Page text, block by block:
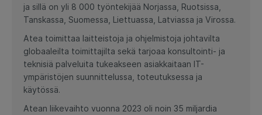
ja sillä on yli 8 000 työntekijää Norjassa, Ruotsissa,
Tanskassa, Suomessa, Liettuassa, Latviassa ja Virossa.
Atea toimittaa laitteistoja ja ohjelmistoja johtavilta
globaaleilta toimittajilta sekä tarjoaa konsultointi- ja
teknisiä palveluita tukeakseen asiakkaitaan IT-
ympäristöjen suunnittelussa, toteutuksessa ja
käytössä.
Atean liikevaihto vuonna 2023 oli noin 35 miljardia